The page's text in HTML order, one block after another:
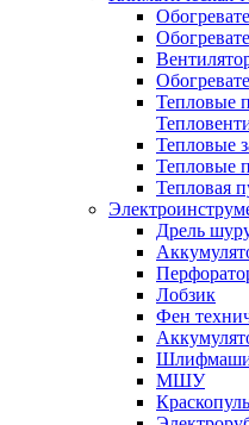
Тепловые
Тепловые
Тепловые
Тепловая
Дрель
Лобзик
Фен
МШУ